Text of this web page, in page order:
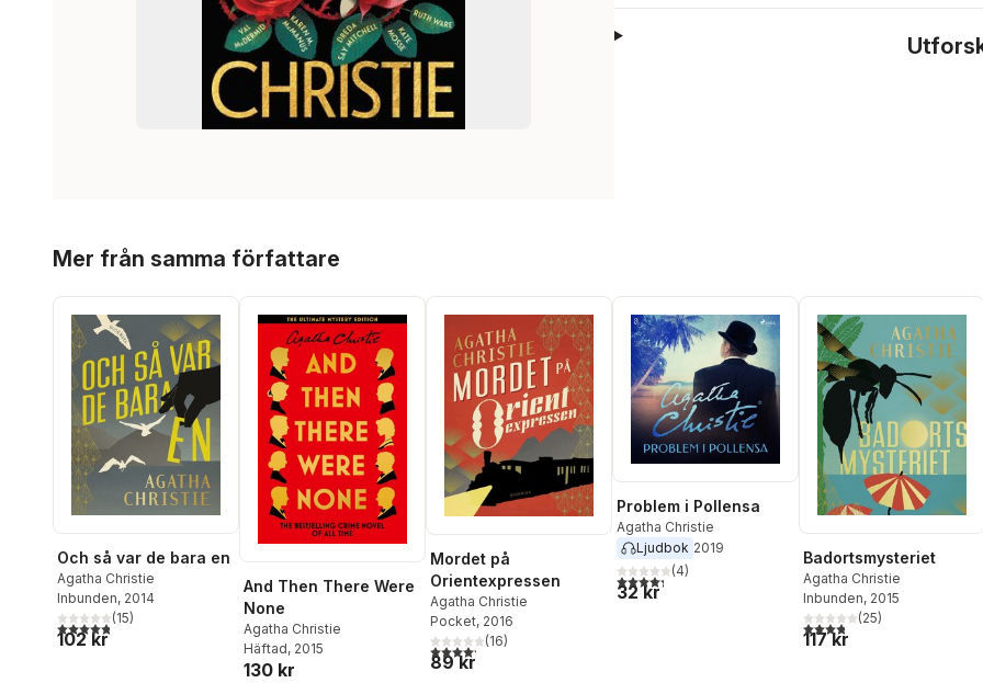
Mer från samma författare
Och så var de bara en
Agatha Christie
Inbunden, 2014
4,8utav 5 stjärnor. Totalt antal röster:
(15)
102 kr
And Then There Were
None
Agatha Christie
Häftad, 2015
130 kr
Mordet på
Orientexpressen
Agatha Christie
Pocket, 2016
4,2utav 5 stjärnor. Totalt antal röster:
(16)
89 kr
Problem i Pollensa
Agatha Christie
Ljudbok 2019
4,3utav 5 stjärnor. Totalt antal röster:
(4)
32 kr
Badortsmysteriet
Agatha Christie
Inbunden, 2015
3,8utav 5 stjärnor. Totalt
(25)
117 kr